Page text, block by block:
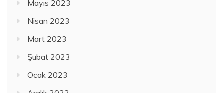
Mayıs 2023
Nisan 2023
Mart 2023
Şubat 2023
Ocak 2023